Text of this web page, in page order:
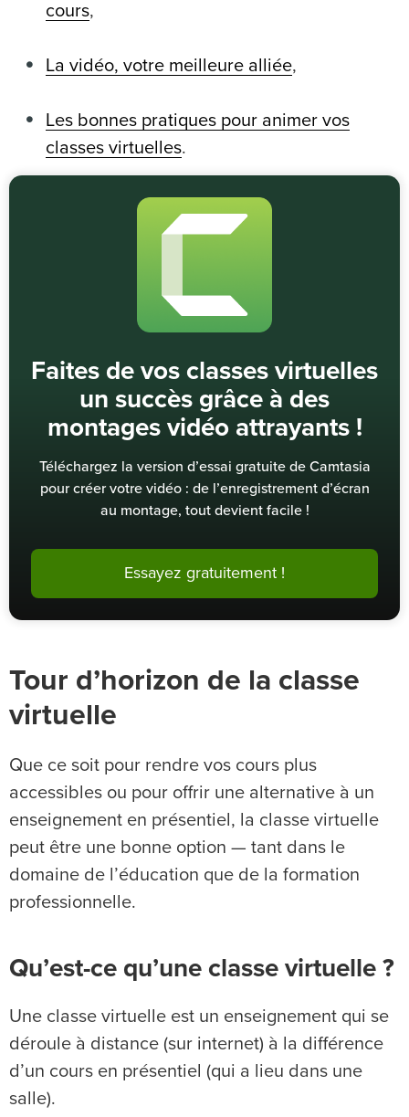
cours,
La vidéo, votre meilleure alliée,
Les bonnes pratiques pour animer vos
classes virtuelles.
Faites de vos classes virtuelles
un succès grâce à des
montages vidéo attrayants !
Téléchargez la version d’essai gratuite de Camtasia
pour créer votre vidéo : de l’enregistrement d’écran
au montage, tout devient facile !
Essayez gratuitement !
Tour d’horizon de la classe
virtuelle
Que ce soit pour rendre vos cours plus
accessibles ou pour offrir une alternative à un
enseignement en présentiel, la classe virtuelle
peut être une bonne option — tant dans le
domaine de l’éducation que de la formation
professionnelle.
Qu’est-ce qu’une classe virtuelle ?
Une classe virtuelle est un enseignement qui se
déroule à distance (sur internet) à la différence
d’un cours en présentiel (qui a lieu dans une
salle).